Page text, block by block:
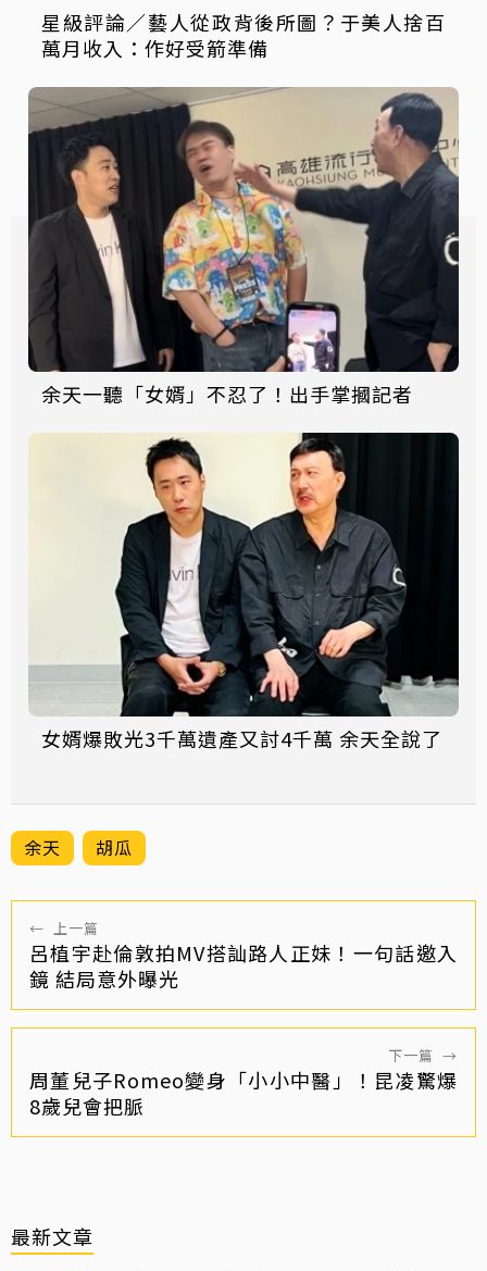
星級評論／藝人從政背後所圖？于美人捨百
萬月收入：作好受箭準備
余天一聽「女婿」不忍了！出手掌摑記者
女婿爆敗光3千萬遺產又討4千萬 余天全說了
余天 胡瓜
← 上一篇
呂植宇赴倫敦拍MV搭訕路人正妹！一句話邀入
鏡 結局意外曝光
下一篇 →
周董兒子Romeo變身「小小中醫」！昆凌驚爆
8歲兒會把脈
最新文章